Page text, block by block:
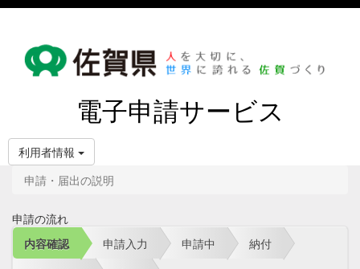
電子申請サービス
利用者情報
申請・届出の説明
申請の流れ
内容確認
申請入力 申請中
納付